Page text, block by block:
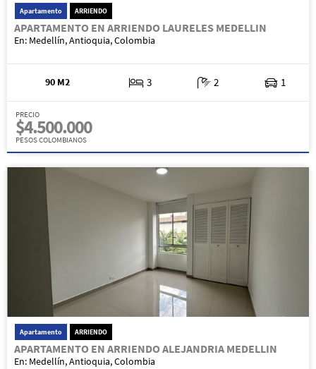
Apartamento ARRIENDO
APARTAMENTO EN ARRIENDO LAURELES MEDELLIN
En: Medellín, Antioquia, Colombia
90 M2 3 2 1
PRECIO
$4.500.000
PESOS COLOMBIANOS
Apartamento ARRIENDO
APARTAMENTO EN ARRIENDO ALEJANDRIA MEDELLIN
En: Medellín, Antioquia, Colombia